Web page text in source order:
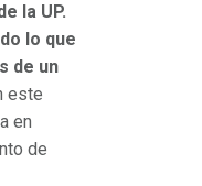
la UP.
lo que
de un
este
en
de